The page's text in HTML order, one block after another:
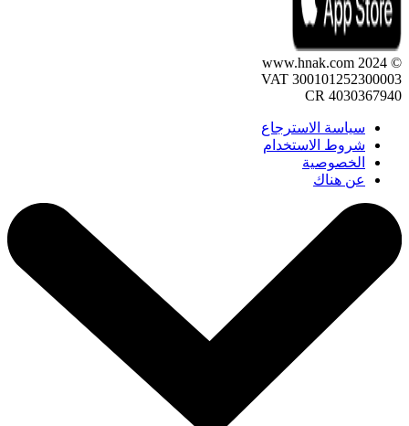
© 2024 www.hnak.com
VAT 300101252300003
CR 4030367940
سياسة الاسترجاع
شروط الاستخدام
الخصوصية
عن هناك